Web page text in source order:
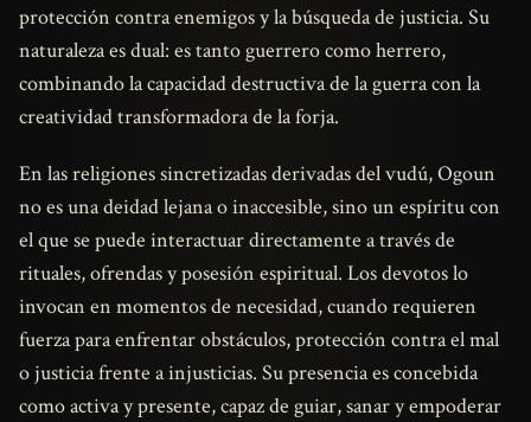
protección contra enemigos y la búsqueda de justicia. Su
naturaleza es dual: es tanto guerrero como herrero,
combinando la capacidad destructiva de la guerra con la
creatividad transformadora de la forja.
En las religiones sincretizadas derivadas del vudú, Ogoun
no es una deidad lejana o inaccesible, sino un espíritu con
el que se puede interactuar directamente a través de
rituales, ofrendas y posesión espiritual. Los devotos lo
invocan en momentos de necesidad, cuando requieren
fuerza para enfrentar obstáculos, protección contra el mal
o justicia frente a injusticias. Su presencia es concebida
como activa y presente, capaz de guiar, sanar y empoderar